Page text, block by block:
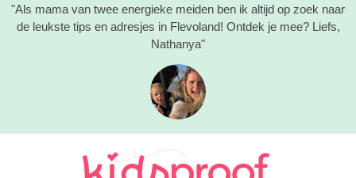
"Als mama van twee energieke meiden ben ik altijd op zoek naar
de leukste tips en adresjes in Flevoland! Ontdek je mee? Liefs,
Nathanya"